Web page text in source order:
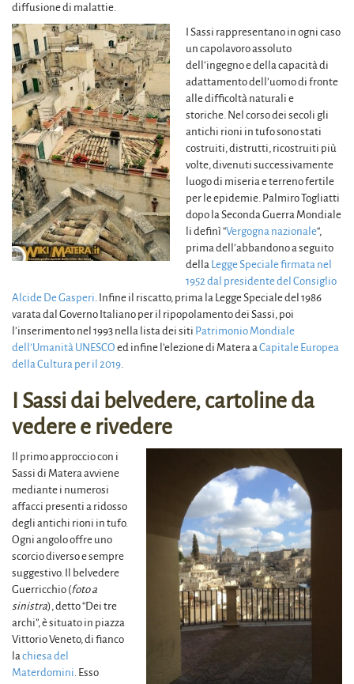
diffusione di malattie.
I Sassi rappresentano in ogni caso
un capolavoro assoluto
dell’ingegno e della capacità di
adattamento dell’uomo di fronte
alle difficoltà naturali e
storiche. Nel corso dei secoli gli
antichi rioni in tufo sono stati
costruiti, distrutti, ricostruiti più
volte, divenuti successivamente
luogo di miseria e terreno fertile
per le epidemie. Palmiro Togliatti
dopo la Seconda Guerra Mondiale
li definì “Vergogna nazionale“,
prima dell’abbandono a seguito
della Legge Speciale firmata nel
1952 dal presidente del Consiglio
Alcide De Gasperi . Infine il riscatto, prima la Legge Speciale del 1986
varata dal Governo Italiano per il ripopolamento dei Sassi, poi
l’inserimento nel 1993 nella lista dei siti Patrimonio Mondiale
dell’Umanità UNESCO ed infine l’elezione di Matera a Capitale Europea
della Cultura per il 2019
I Sassi dai belvedere, cartoline da
vedere e rivedere
Il primo approccio con i
Sassi di Matera avviene
mediante i numerosi
affacci presenti a ridosso
degli antichi rioni in tufo.
Ogni angolo offre uno
scorcio diverso e sempre
suggestivo. Il belvedere
Guerricchio (foto a
sinistra), detto “Dei tre
archi”, è situato in piazza
Vittorio Veneto, di fianco
la chiesa del
Materdomini . Esso